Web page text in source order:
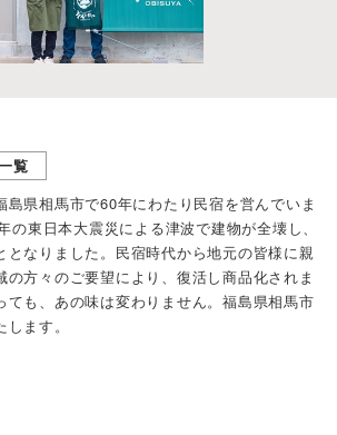
覧
島県相馬市で60年にわたり民宿を営んでいま
の東日本大震災による津波で建物が全壊し、
となりました。民宿時代から地元の皆様に親
の方々のご要望により、復活し商品化されま
ても、あの味は変わりません。福島県相馬市
ます。